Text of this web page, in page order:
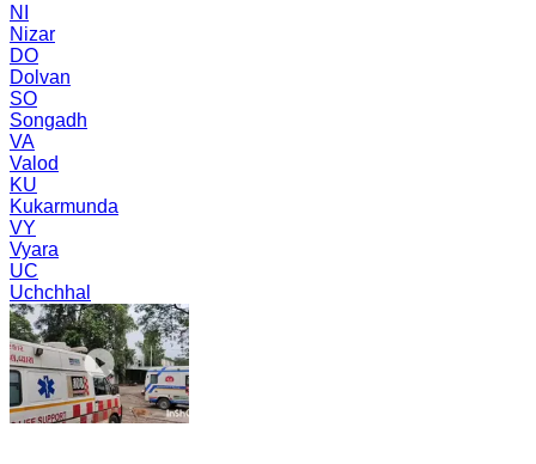
NI
Nizar
DO
Dolvan
SO
Songadh
VA
Valod
KU
Kukarmunda
VY
Vyara
UC
Uchchhal